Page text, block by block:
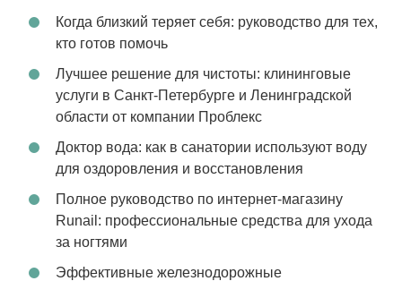
Когда близкий теряет себя: руководство для тех,
кто готов помочь
Лучшее решение для чистоты: клининговые
услуги в Санкт-Петербурге и Ленинградской
области от компании Проблекс
Доктор вода: как в санатории используют воду
для оздоровления и восстановления
Полное руководство по интернет-магазину
Runail: профессиональные средства для ухода
за ногтями
Эффективные железнодорожные